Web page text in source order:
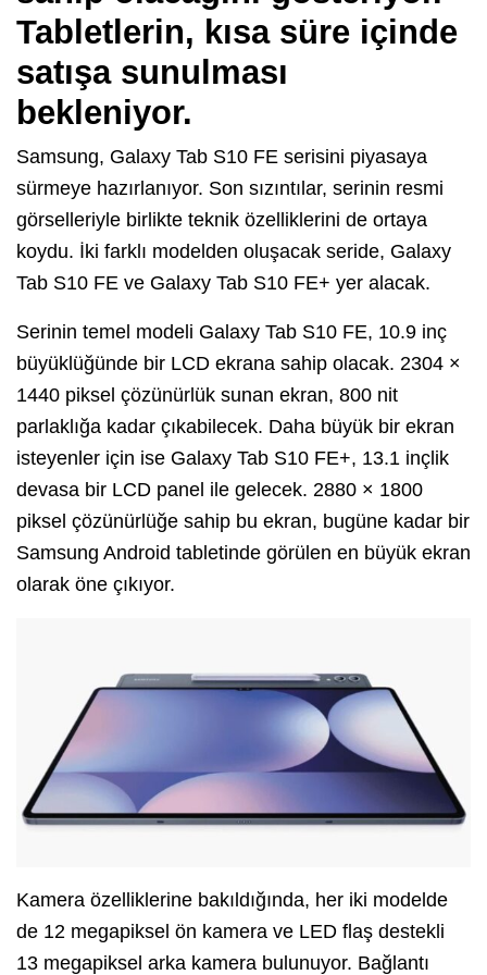
Tabletlerin, kısa süre içinde
satışa sunulması
bekleniyor.
Samsung, Galaxy Tab S10 FE serisini piyasaya
sürmeye hazırlanıyor. Son sızıntılar, serinin resmi
görselleriyle birlikte teknik özelliklerini de ortaya
koydu. İki farklı modelden oluşacak seride, Galaxy
Tab S10 FE ve Galaxy Tab S10 FE+ yer alacak.
Serinin temel modeli Galaxy Tab S10 FE, 10.9 inç
büyüklüğünde bir LCD ekrana sahip olacak. 2304 ×
1440 piksel çözünürlük sunan ekran, 800 nit
parlaklığa kadar çıkabilecek. Daha büyük bir ekran
isteyenler için ise Galaxy Tab S10 FE+, 13.1 inçlik
devasa bir LCD panel ile gelecek. 2880 × 1800
piksel çözünürlüğe sahip bu ekran, bugüne kadar bir
Samsung Android tabletinde görülen en büyük ekran
olarak öne çıkıyor.
Kamera özelliklerine bakıldığında, her iki modelde
de 12 megapiksel ön kamera ve LED flaş destekli
13 megapiksel arka kamera bulunuyor. Bağlantı